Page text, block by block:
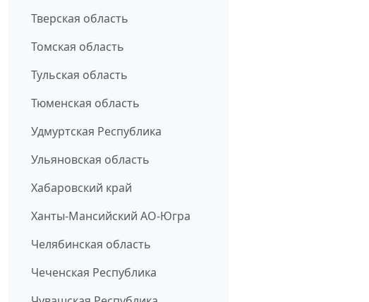
Тверская область
Томская область
Тульская область
Тюменская область
Удмуртская Республика
Ульяновская область
Хабаровский край
Ханты-Мансийский АО-Югра
Челябинская область
Чеченская Республика